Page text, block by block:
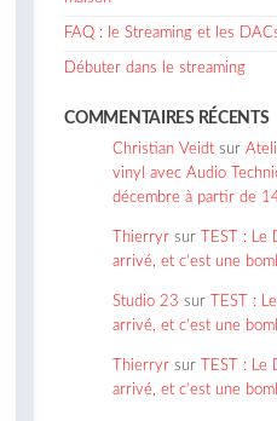
FAQ : le Streaming et les
Débuter dans le streaming
COMMENTAIRES RÉCENTS
Christian Veidt sur
vinyl avec Audio
décembre à partir de
Thierryr sur
TEST :
arrivé, et c’est une
Studio 23 sur
TEST :
arrivé, et c’est une
Thierryr sur
TEST :
arrivé, et c’est une